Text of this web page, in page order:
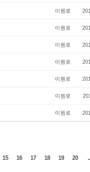
이원로
이원로
이원로
이원로
이원로
이원로
이원로
15 16 17 18 19 20 ...